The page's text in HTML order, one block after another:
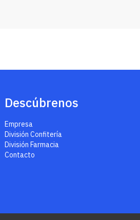
Descúbrenos
Empresa
División Confitería
División Farmacia
Contacto